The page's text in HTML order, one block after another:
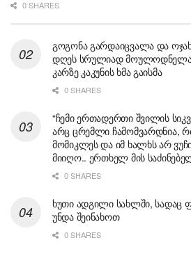
0 SHARES
გოგონა გარდაიცვალა და
დღეს სრულიად
კარზე კაკუნის ხმა გაისმა
0 SHARES
“ჩემი ერთადერთი შვილის
არც ცრემლი ჩამომვარდნია,
მომიკლეს და იმ ხალხს არ
მიიღო.. ერთხელ მის
0 SHARES
ხუთი ადგილი სახლში,
უნდა შეინახოთ
0 SHARES